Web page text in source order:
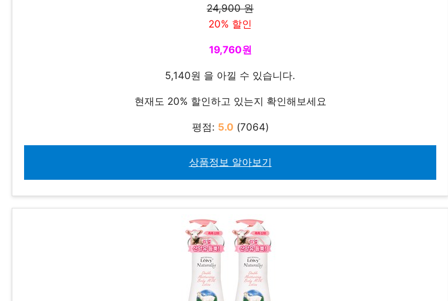
24,900 원
20% 할인
19,760원
5,140원 을 아낄 수 있습니다.
현재도 20% 할인하고 있는지 확인해보세요
평점: 5.0 (7064)
상품정보 알아보기